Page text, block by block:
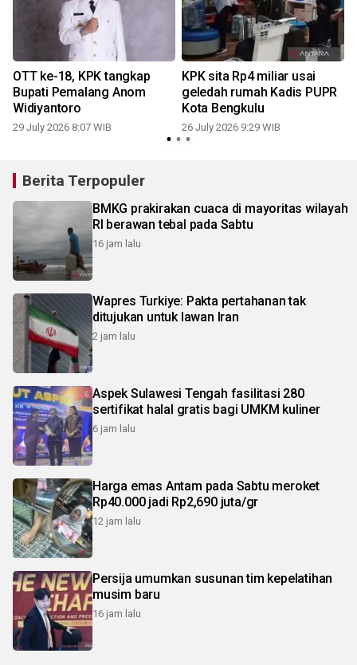
OTT ke-18, KPK tangkap
Bupati Pemalang Anom
Widiyantoro
29 July 2026 8:07 WIB
KPK sita Rp4 miliar usai
geledah rumah Kadis PUPR
Kota Bengkulu
26 July 2026 9:29 WIB
Berita Terpopuler
BMKG prakirakan cuaca di mayoritas wilayah
RI berawan tebal pada Sabtu
16 jam lalu
Wapres Turkiye: Pakta pertahanan tak
ditujukan untuk lawan Iran
2 jam lalu
Aspek Sulawesi Tengah fasilitasi 280
sertifikat halal gratis bagi UMKM kuliner
6 jam lalu
Harga emas Antam pada Sabtu meroket
Rp40.000 jadi Rp2,690 juta/gr
12 jam lalu
Persija umumkan susunan tim kepelatihan
musim baru
16 jam lalu